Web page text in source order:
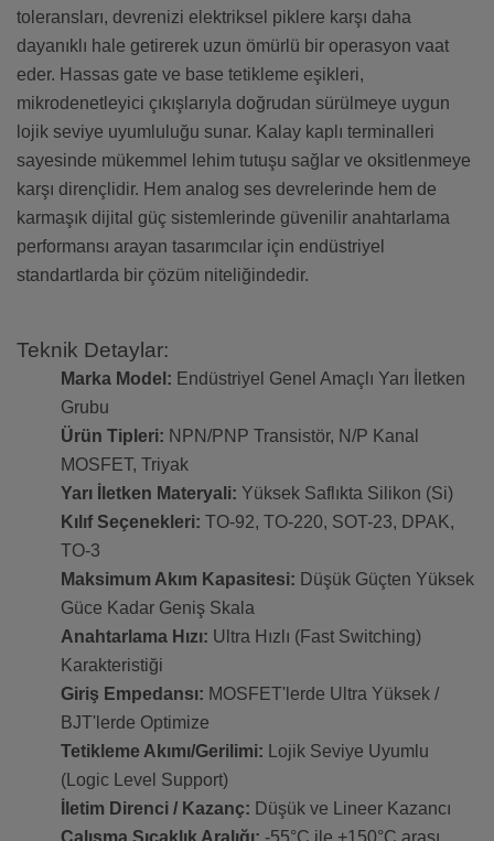
toleransları, devrenizi elektriksel piklere karşı daha
dayanıklı hale getirerek uzun ömürlü bir operasyon vaat
eder. Hassas gate ve base tetikleme eşikleri,
mikrodenetleyici çıkışlarıyla doğrudan sürülmeye uygun
lojik seviye uyumluluğu sunar. Kalay kaplı terminalleri
sayesinde mükemmel lehim tutuşu sağlar ve oksitlenmeye
karşı dirençlidir. Hem analog ses devrelerinde hem de
karmaşık dijital güç sistemlerinde güvenilir anahtarlama
performansı arayan tasarımcılar için endüstriyel
standartlarda bir çözüm niteliğindedir.
Teknik Detaylar:
Marka Model: Endüstriyel Genel Amaçlı Yarı İletken
Grubu
Ürün Tipleri: NPN/PNP Transistör, N/P Kanal
MOSFET, Triyak
Yarı İletken Materyali: Yüksek Saflıkta Silikon (Si)
Kılıf Seçenekleri: TO-92, TO-220, SOT-23, DPAK,
TO-3
Maksimum Akım Kapasitesi: Düşük Güçten Yüksek
Güce Kadar Geniş Skala
Anahtarlama Hızı: Ultra Hızlı (Fast Switching)
Karakteristiği
Giriş Empedansı: MOSFET'lerde Ultra Yüksek /
BJT'lerde Optimize
Tetikleme Akımı/Gerilimi: Lojik Seviye Uyumlu
(Logic Level Support)
İletim Direnci / Kazanç: Düşük ve Lineer Kazancı
Çalışma Sıcaklık Aralığı: -55°C ile +150°C arası